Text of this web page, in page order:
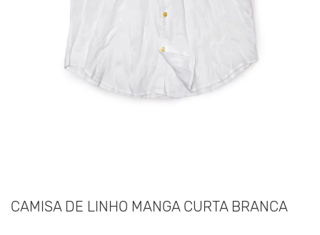
CAMISA DE LINHO MANGA CURTA BRANCA